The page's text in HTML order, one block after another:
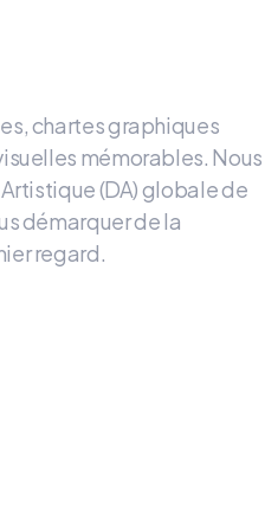
chartes graphiques
mémorables. Nous
(DA) globale de
démarquer de la
regard.